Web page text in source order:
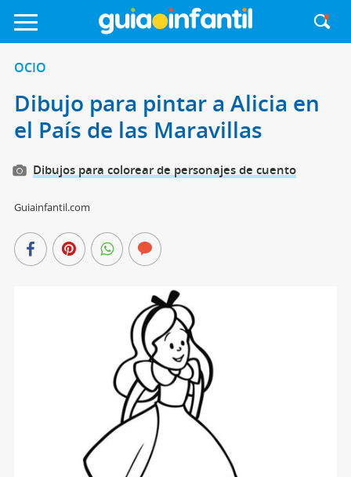
OCIO
Dibujo para pintar a Alicia en
el País de las Maravillas
Dibujos para colorear de personajes de cuento
Guiainfantil.com